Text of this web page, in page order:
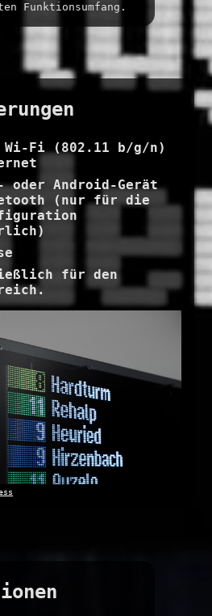
Funktionsumfang.
Wi-Fi (802.11 b/g/n)
oder Android-Gerät
(nur für die
für den